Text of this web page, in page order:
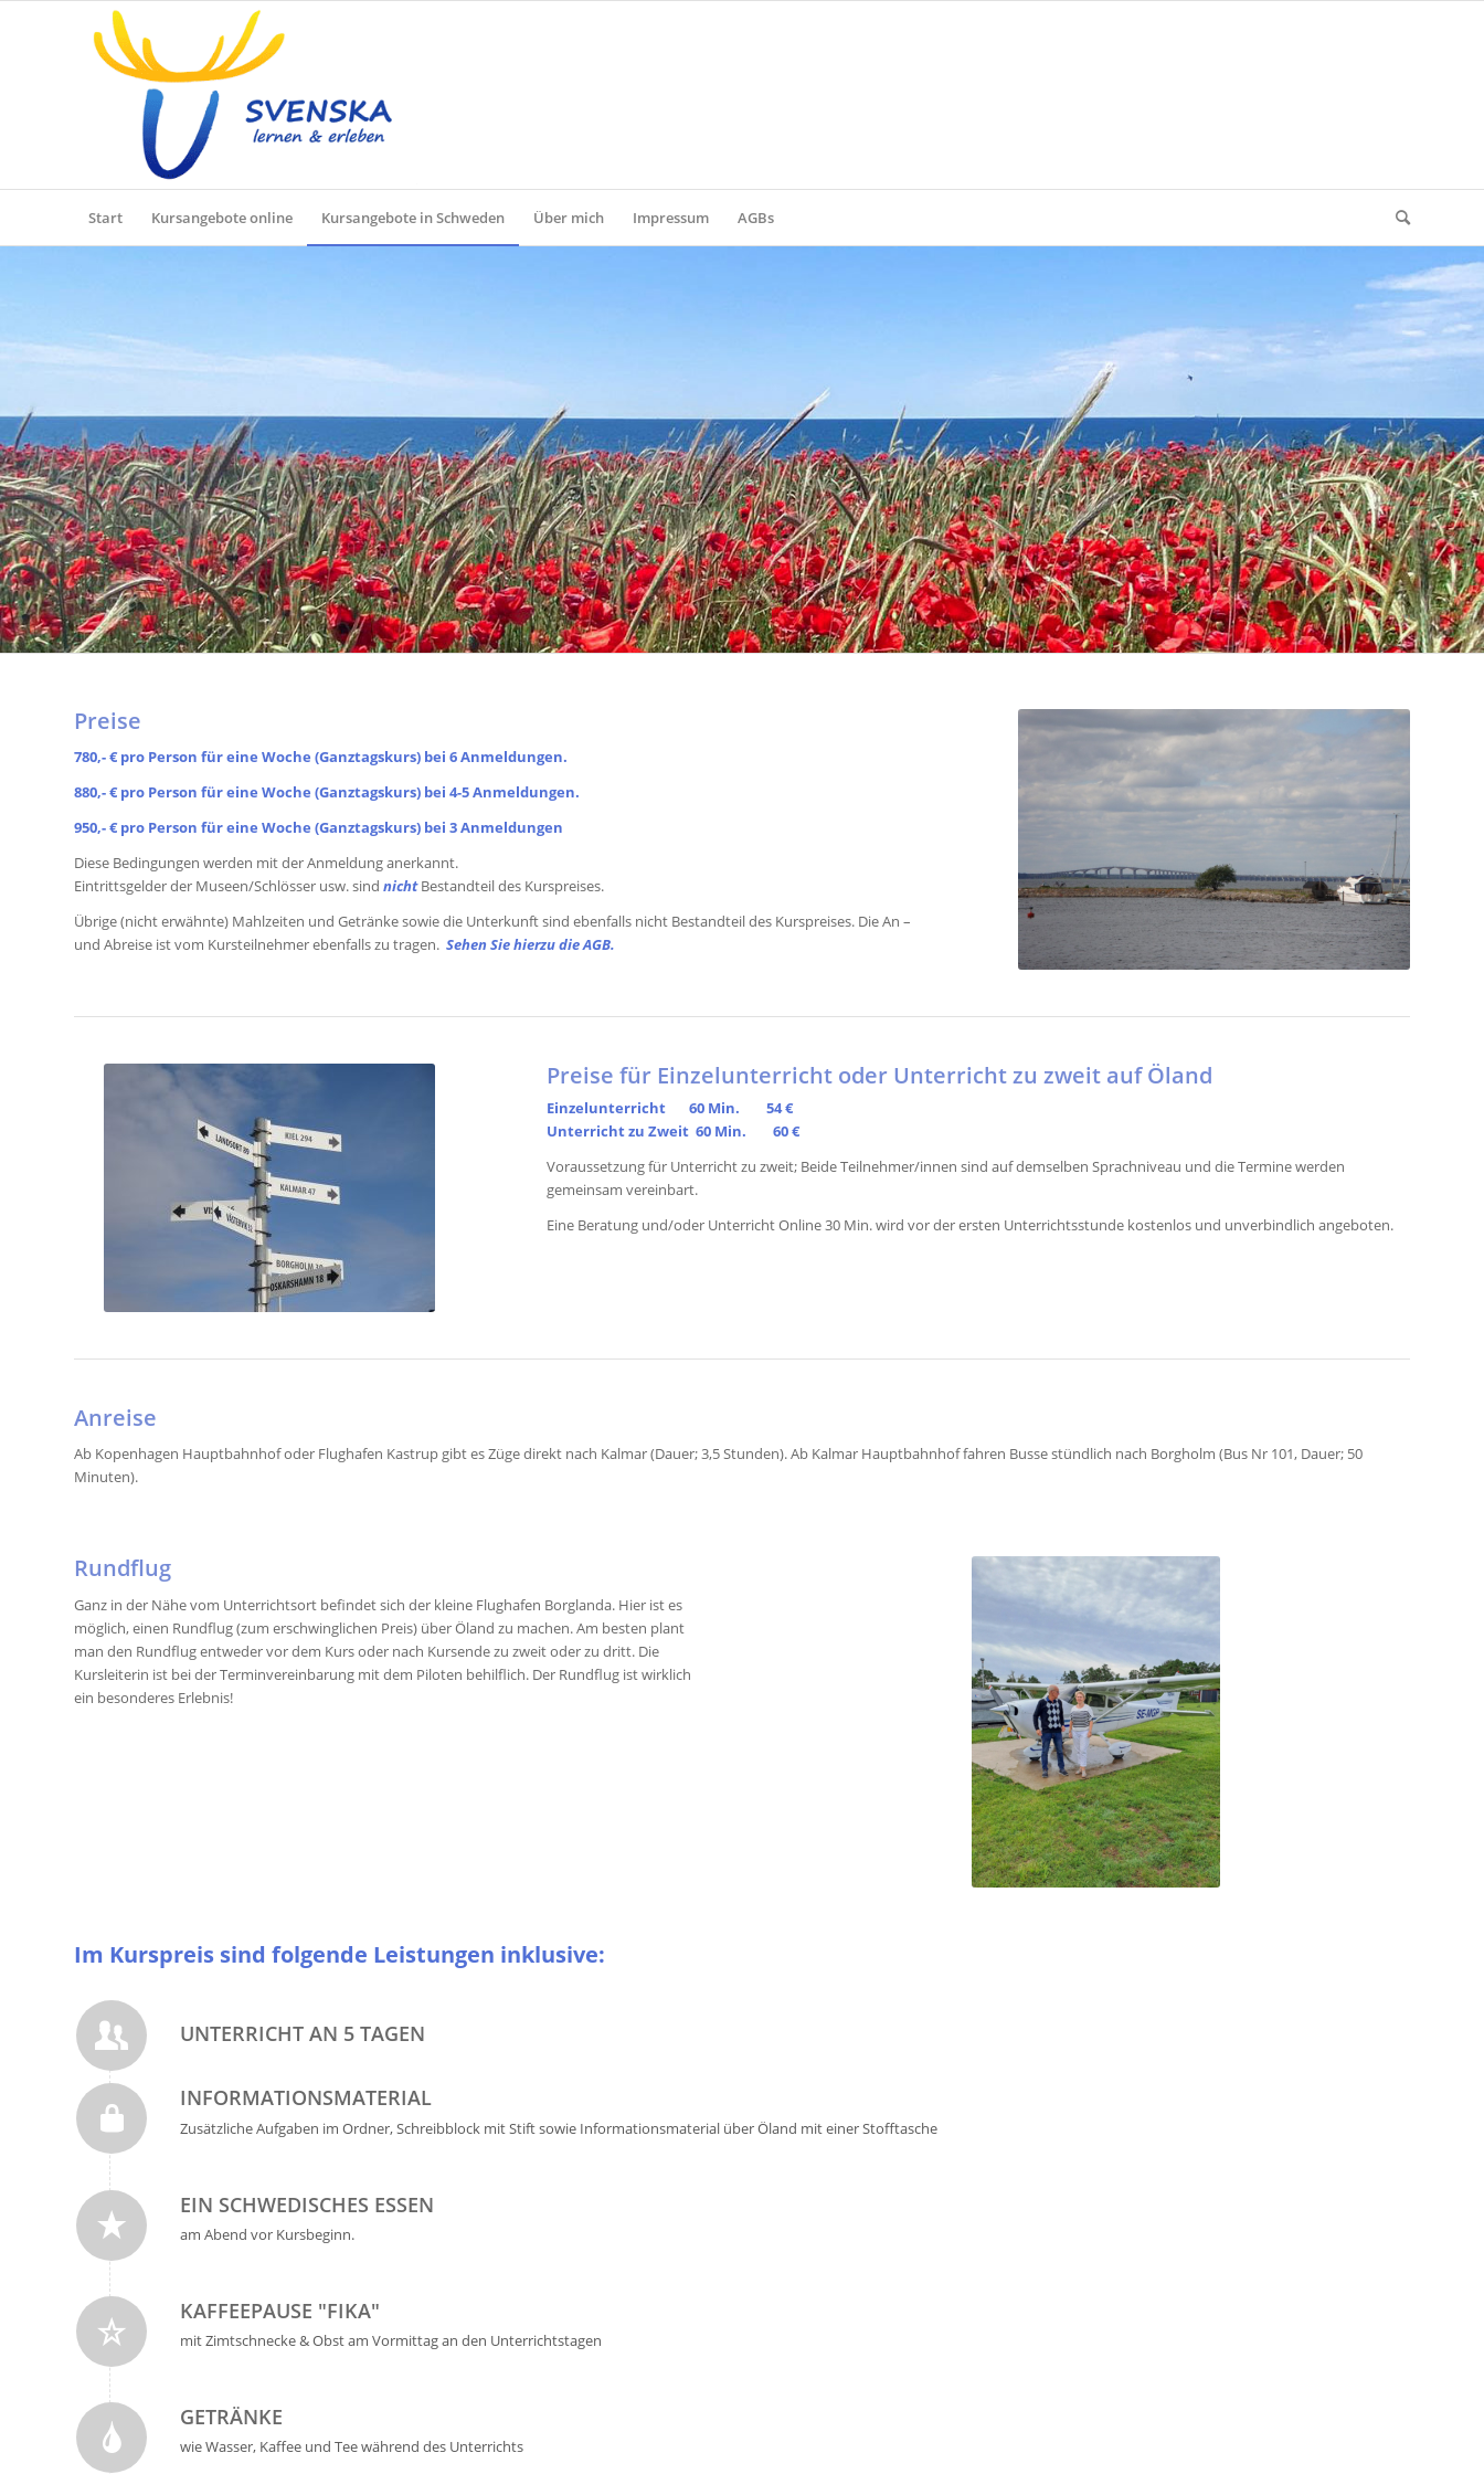
Start Kursangebote online Kursangebote in Schweden Über mich Impressum AGBs
Preise
780,- € pro Person für eine Woche (Ganztagskurs) bei 6 Anmeldungen.
880,- € pro Person für eine Woche (Ganztagskurs) bei 4-5 Anmeldungen.
950,- € pro Person für eine Woche (Ganztagskurs) bei 3 Anmeldungen
Diese Bedingungen werden mit der Anmeldung anerkannt.
Eintrittsgelder der Museen/Schlösser usw. sind nichtBestandteil des Kurspreises.
Übrige (nicht erwähnte) Mahlzeiten und Getränke sowie die Unterkunft sind ebenfalls nicht Bestandteil des Kurspreises. Die An –
und Abreise ist vom Kursteilnehmer ebenfalls zu tragen. Sehen Sie hierzu die AGB.
Preise für Einzelunterricht oder Unterricht zu zweit auf Öland
Einzelunterricht 60 Min. 54 €
Unterricht zu Zweit 60 Min. 60 €
Voraussetzung für Unterricht zu zweit; Beide Teilnehmer/innen sind auf demselben Sprachniveau und die Termine werden
gemeinsam vereinbart.
Eine Beratung und/oder Unterricht Online 30 Min. wird vor der ersten Unterrichtsstunde kostenlos und unverbindlich angeboten.
Anreise
Ab Kopenhagen Hauptbahnhof oder Flughafen Kastrup gibt es Züge direkt nach Kalmar (Dauer; 3,5 Stunden). Ab Kalmar Hauptbahnhof fahren Busse stündlich nach Borgholm (Bus Nr 101, Dauer; 50
Minuten).
Rundflug
Ganz in der Nähe vom Unterrichtsort befindet sich der kleine Flughafen Borglanda. Hier ist es
möglich, einen Rundflug (zum erschwinglichen Preis) über Öland zu machen. Am besten plant
man den Rundflug entweder vor dem Kurs oder nach Kursende zu zweit oder zu dritt. Die
Kursleiterin ist bei der Terminvereinbarung mit dem Piloten behilflich. Der Rundflug ist wirklich
ein besonderes Erlebnis!
Im Kurspreis sind folgende Leistungen inklusive:
UNTERRICHT AN 5 TAGEN
INFORMATIONSMATERIAL
Zusätzliche Aufgaben im Ordner, Schreibblock mit Stift sowie Informationsmaterial über Öland mit einer Stofftasche
EIN SCHWEDISCHES ESSEN
am Abend vor Kursbeginn.
KAFFEEPAUSE "FIKA"
mit Zimtschnecke & Obst am Vormittag an den Unterrichtstagen
GETRÄNKE
wie Wasser, Kaffee und Tee während des Unterrichts